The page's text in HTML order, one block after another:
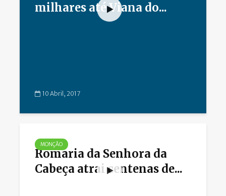
milhares até Viana do...
10 Abril, 2017
MONÇÃO
Romaria da Senhora da
Cabeça atrai centenas de...